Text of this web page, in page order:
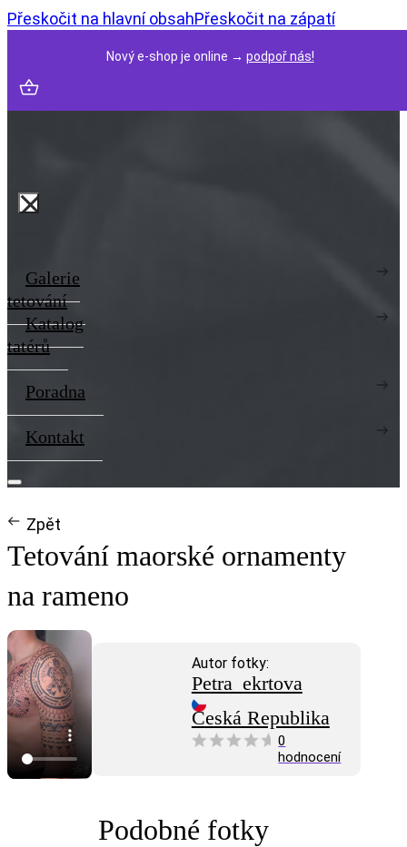
Přeskočit na hlavní obsahPřeskočit na zápatí
Nový e-shop je online → podpoř nás!
Galerie
tetování
Katalog
tatérů
Poradna
Kontakt
Zpět
Autor fotky:
Petra_ekrtova
Česká Republika
0
hodnocení
Tetování maorské ornamenty
na rameno
Podobné fotky